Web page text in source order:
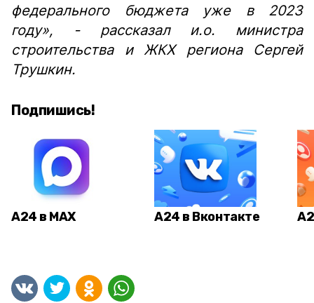
федерального бюджета уже в 2023
году», - рассказал и.о. министра
строительства и ЖКХ региона Сергей
Трушкин.
Подпишись!
А24 в MAX А24 в Вконтакте